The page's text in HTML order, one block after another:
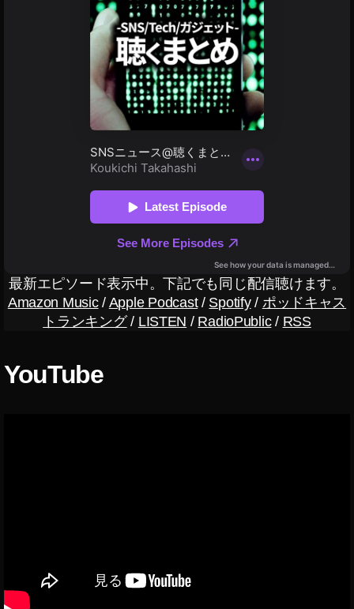
最新エピソード表示中。下記でも同じ配信聴けます。
Amazon Music/ Apple Podcast/ Spotify/ ポッドキャス
トランキング/ LISTEN / RadioPublic/ RSS
YouTube